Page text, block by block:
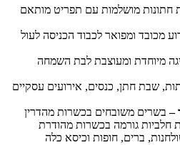
חתונות מושלמות עם תפריט מותאם
מכובד ומפואר לכבוד הכניסה לעול
מיוחדת ומעוצבת לבת השמחה
שבת חתן, כנסים, אירועים עסקיים
– בשרים משובחים בכשרות מהדרין
חלביות גורמה בכשרות מהודרת
ברים, חופות וכיסא כלה